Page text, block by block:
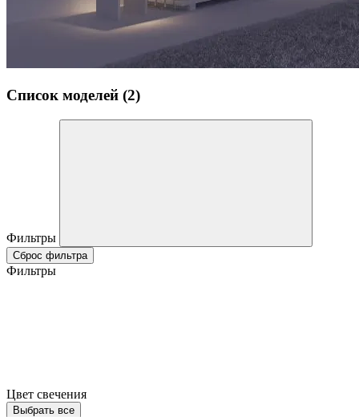
Список моделей (2)
Фильтры
Сброс фильтра
Фильтры
Цвет свечения
Выбрать все